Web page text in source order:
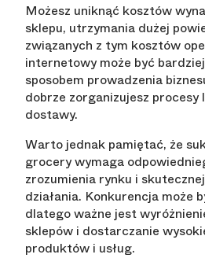
Możesz uniknąć kosztów
sklepu, utrzymania dużej
związanych z tym kosztów
internetowy może być
sposobem prowadzenia
dobrze zorganizujesz procesy
dostawy.
Warto jednak pamiętać, że
grocery wymaga
zrozumienia rynku i
działania. Konkurencja może
dlatego ważne jest
sklepów i dostarczanie
produktów i usług.